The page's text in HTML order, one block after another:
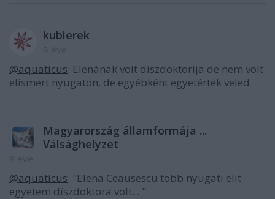
kublerek
@aquaticus: Elenának volt diszdoktorija de nem volt
elismert nyugaton. de egyébként egyetértek veled
Magyarország államformája ...
Válsághelyzet
@aquaticus: "Elena Ceausescu több nyugati elit
egyetem díszdoktora volt... "